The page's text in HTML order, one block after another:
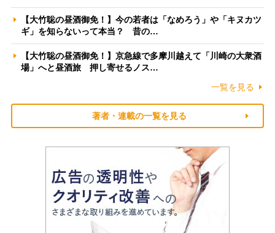
【大竹聡の昼酒御免！】今の若者は「なめろう」や「キヌカツ
ギ」を知らないって本当？ 昔の…
【大竹聡の昼酒御免！】京急線で多摩川越えて「川崎の大衆酒
場」へと昼酒旅 押し寄せるノス…
一覧を見る
著者・連載の一覧を見る